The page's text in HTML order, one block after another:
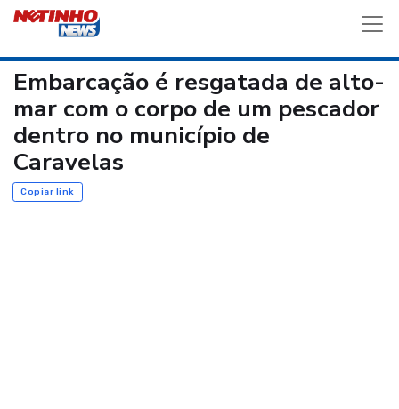
Embarcação é resgatada de alto-
mar com o corpo de um pescador
dentro no município de
Caravelas
Copiar link